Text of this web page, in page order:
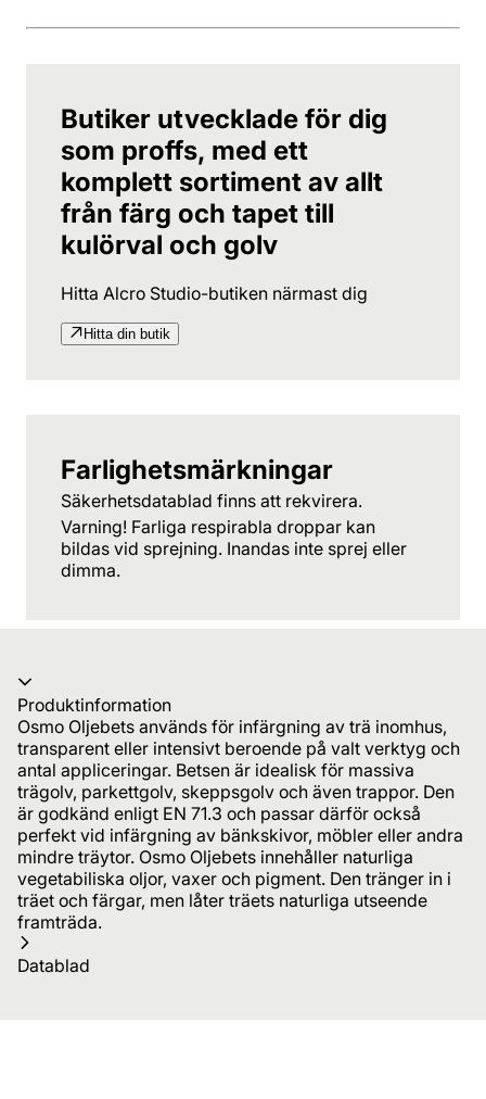
Butiker utvecklade för dig
som proffs, med ett
komplett sortiment av allt
från färg och tapet till
kulörval och golv
Hitta Alcro Studio-butiken närmast dig
Hitta din butik
Farlighetsmärkningar
Säkerhetsdatablad finns att rekvirera.
Varning! Farliga respirabla droppar kan
bildas vid sprejning. Inandas inte sprej eller
dimma.
Produktinformation
Osmo Oljebets används för infärgning av trä inomhus,
transparent eller intensivt beroende på valt verktyg och
antal appliceringar. Betsen är idealisk för massiva
trägolv, parkettgolv, skeppsgolv och även trappor. Den
är godkänd enligt EN 71.3 och passar därför också
perfekt vid infärgning av bänkskivor, möbler eller andra
mindre träytor. Osmo Oljebets innehåller naturliga
vegetabiliska oljor, vaxer och pigment. Den tränger in i
träet och färgar, men låter träets naturliga utseende
framträda.
Datablad